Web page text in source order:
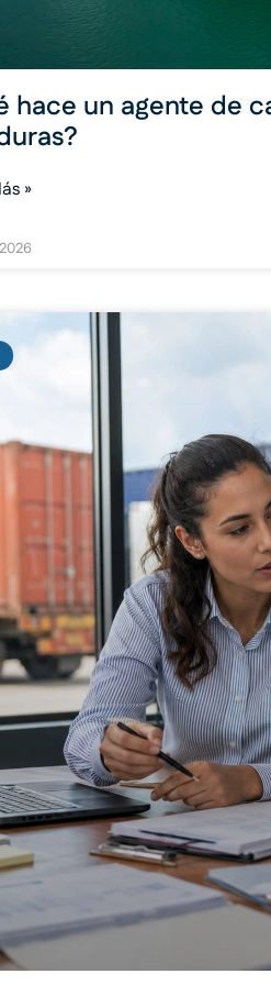
hace un agente de
»